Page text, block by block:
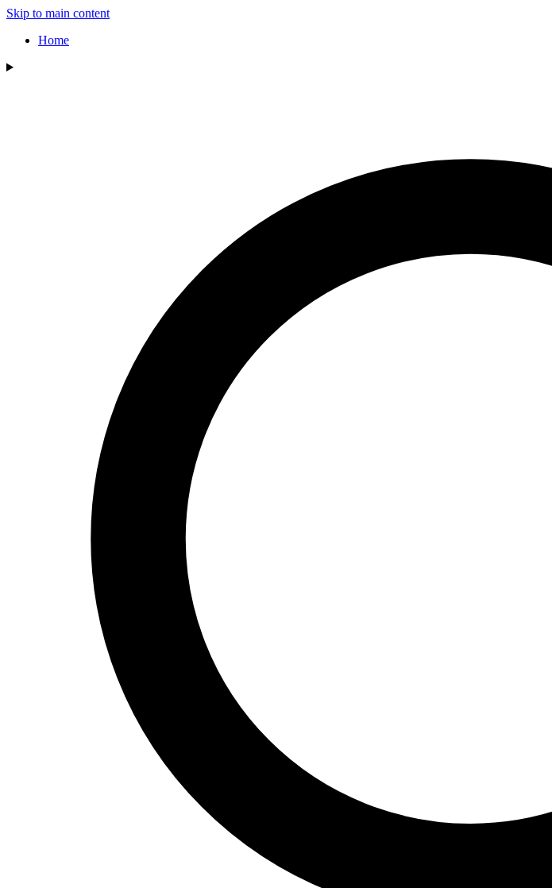
Skip to main content
Home